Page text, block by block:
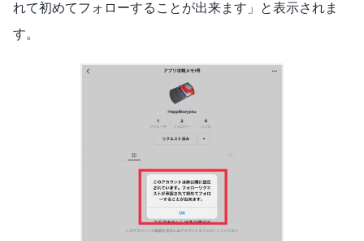
れて初めてフォローすることが出来ます」と表示されま
す。